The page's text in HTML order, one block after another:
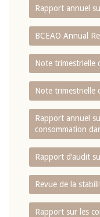
Rapport annuel
BCEAO Annual
Note trimestrielle
Note trimestrielle
Rapport annuel
consommation
Rapport d‘audit
Revue de la
Rapport sur les